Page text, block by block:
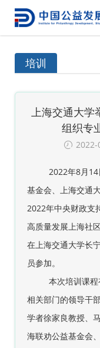
培训
上海交通大学
组织专
2022-
2022年8月
基金会、上海交通
2022年中央财政
高质量发展上海社
在上海交通大学长
员参加。
本次培训课
相关部门的领导干
学者徐家良教授、
海联劝公益基金会